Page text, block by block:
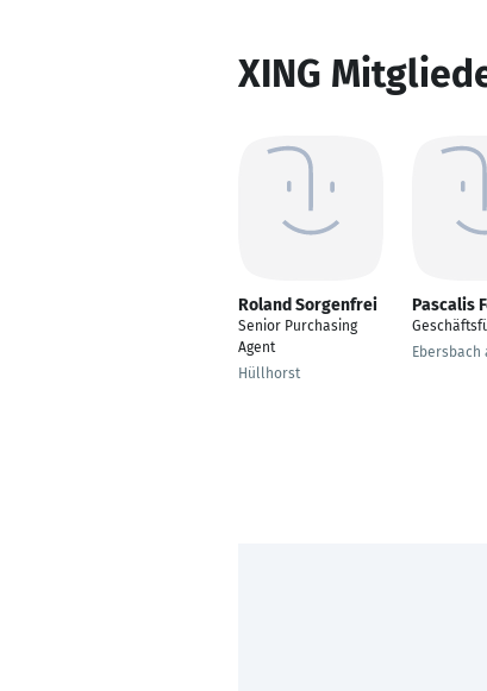
XING
Roland Sorgenfrei
Senior Purchasing
Agent
Hüllhorst
Pascalis
Ebersbach